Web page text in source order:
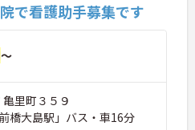
で看護助手募集です
～
里町３５９
橋大島駅」バス・車16分